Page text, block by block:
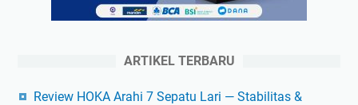
ARTIKEL TERBARU
Review HOKA Arahi 7 Sepatu Lari — Stabilitas &